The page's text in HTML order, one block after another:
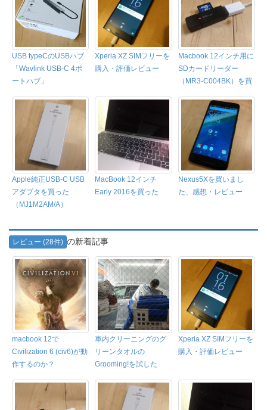
USB typeCのUSBハブ
「Wavlink USB-C 4ポ
ートハブ」
Xperia XZ SIMフリーを
購入・評価レビュー
Macbook 12インチ用に
SDカードリーダー
（MR3-C004BK）を買
Apple純正USB-C USB
アダプタを買った
（MJ1M2AM/A）
MacBook 12インチ
Early 2016を買った
Nexus5Xを買いまし
た、感想・レビュー
レビュー (28件) の新着記事
macbook 12で
Civilization 6 (civ6)が動
作するのか？
車内クリーニングのグ
リーンタオルの
Grooming!を試した
Xperia XZ SIMフリーを
購入・評価レビュー